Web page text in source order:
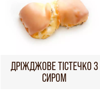
ДРІЖДЖОВЕ ТІСТЕЧКО З
СИРОМ